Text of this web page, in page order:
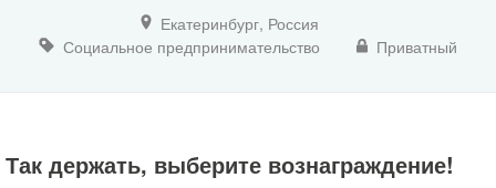
Екатеринбург, Россия
Социальное предпринимательство
Приватный
Так держать, выберите вознаграждение!